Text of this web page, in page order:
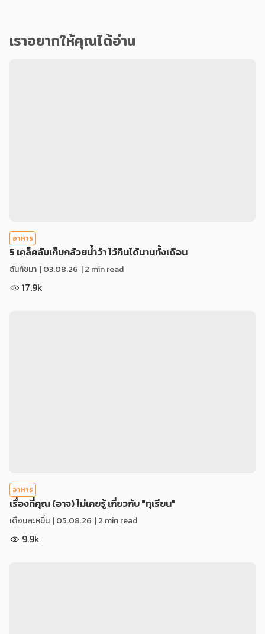
เราอยากให้คุณได้อ่าน
อาหาร
5 เคล็คลับเก็บกล้วยน้ำว้า ไว้กินได้นานทั้งเดือน
ฉันท์ชมา |03.08.26 | 2 min read
17.9k
อาหาร
เรื่องที่คุณ (อาจ) ไม่เคยรู้ เกี่ยวกับ "ทุเรียน"
เดือนละหมื่น |05.08.26 | 2 min read
9.9k